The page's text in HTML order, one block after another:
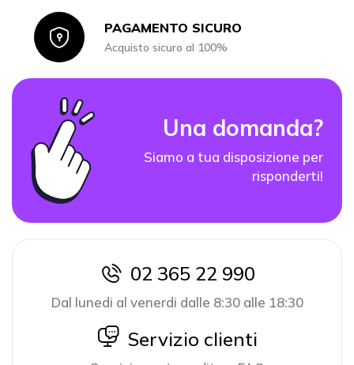
IconPAGAMENTO SICURO
Acquisto sicuro al 100%
Una domanda?
Siamo a tua disposizione per
risponderti!
icon
02 365 22 990
Dal lunedi al venerdi dalle 8:30 alle 18:30
icon
Servizio clienti